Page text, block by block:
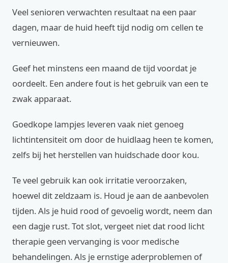
Veel senioren verwachten resultaat na een paar
dagen, maar de huid heeft tijd nodig om cellen te
vernieuwen.
Geef het minstens een maand de tijd voordat je
oordeelt. Een andere fout is het gebruik van een te
zwak apparaat.
Goedkope lampjes leveren vaak niet genoeg
lichtintensiteit om door de huidlaag heen te komen,
zelfs bij het herstellen van huidschade door kou.
Te veel gebruik kan ook irritatie veroorzaken,
hoewel dit zeldzaam is. Houd je aan de aanbevolen
tijden. Als je huid rood of gevoelig wordt, neem dan
een dagje rust. Tot slot, vergeet niet dat rood licht
therapie geen vervanging is voor medische
behandelingen. Als je ernstige aderproblemen of